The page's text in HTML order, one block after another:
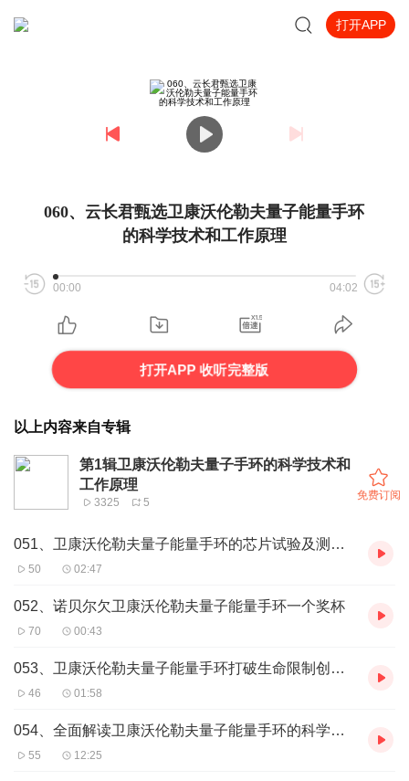
打开APP
060、云长君甄选卫康沃伦勒夫量子能量手环
的科学技术和工作原理
00:00 04:02
打开APP 收听完整版
以上内容来自专辑
第1辑卫康沃伦勒夫量子手环的科学技术和
工作原理
3325 5
免费订阅
051、卫康沃伦勒夫量子能量手环的芯片试验及测试介绍
50 02:47
052、诺贝尔欠卫康沃伦勒夫量子能量手环一个奖杯
70 00:43
053、卫康沃伦勒夫量子能量手环打破生命限制创造无限可能
46 01:58
054、全面解读卫康沃伦勒夫量子能量手环的科学技术及工作原理
55 12:25